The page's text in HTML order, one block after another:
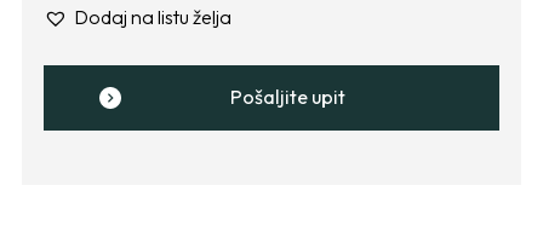
Dodaj na listu želja
Pošaljite upit